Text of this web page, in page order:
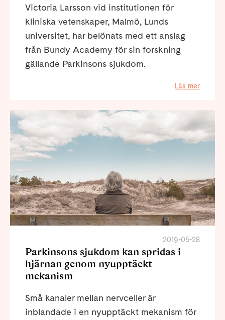
Victoria Larsson vid institutionen för
kliniska vetenskaper, Malmö, Lunds
universitet, har belönats med ett anslag
från Bundy Academy för sin forskning
gällande Parkinsons sjukdom.
Läs mer
2019-05-28
Parkinsons sjukdom kan spridas i
hjärnan genom nyupptäckt
mekanism
Små kanaler mellan nervceller är
inblandade i en nyupptäckt mekanism för